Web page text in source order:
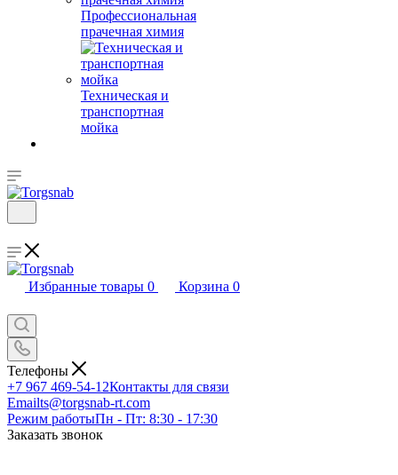
Профессиональная
прачечная химия
Техническая и
транспортная
мойка
Избранные товары 0 Корзина 0
Телефоны
+7 967 469-54-12Контакты для связи
Emailts@torgsnab-rt.com
Режим работыПн - Пт: 8:30 - 17:30
Заказать звонок